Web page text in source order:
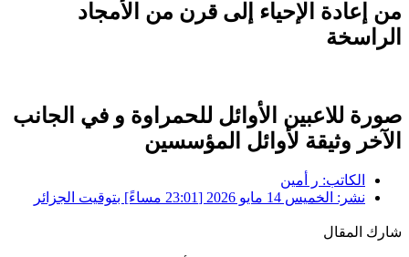
من إعادة الإحياء إلى قرن من الأمجاد
الراسخة
صورة للاعبين الأوائل للحمراوة و في الجانب
الآخر وثيقة لأوائل المؤسسين
الكاتب: ر أمين
نشر: الخميس 14 مايو 2026 [23:01 مساءً] بتوقيت الجزائر
شارك المقال